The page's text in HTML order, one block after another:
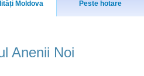
Moldova Peste hotare
Anenii Noi